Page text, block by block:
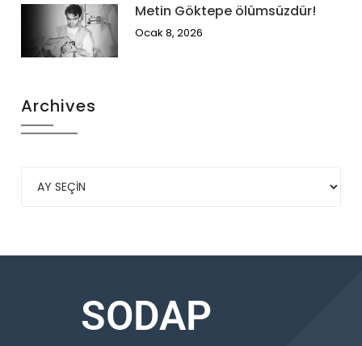
Metin Göktepe ölümsüzdür!
Ocak 8, 2026
Archives
SODAP